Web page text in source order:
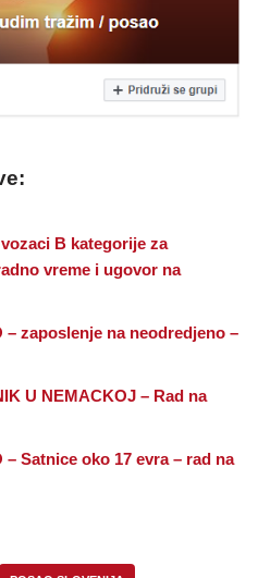
B kategorije za
vreme i ugovor na
– zaposlenje na neodredjeno –
U NEMACKOJ – Rad na
– Satnice oko 17 evra – rad na